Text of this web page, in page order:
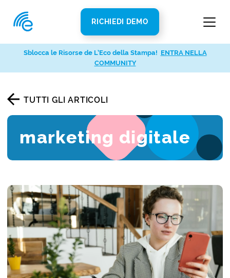
RICHIEDI DEMO
TUTTI GLI ARTICOLI
marketing digitale
Sblocca le Risorse de L’Eco della Stampa! ENTRA NELLA
COMMUNITY